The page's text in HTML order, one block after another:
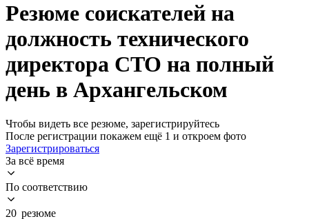
Резюме соискателей на
должность технического
директора CTO на полный
день в Архангельском
Чтобы видеть все резюме, зарегистрируйтесь
После регистрации покажем ещё 1 и откроем фото
Зарегистрироваться
За всё время
По соответствию
20 резюме